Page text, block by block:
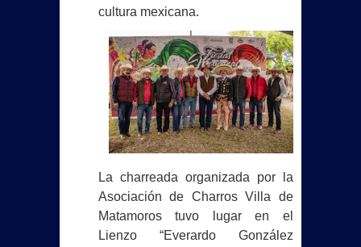
cultura mexicana.
La charreada organizada por la
Asociación de Charros Villa de
Matamoros tuvo lugar en el
Lienzo “Everardo González